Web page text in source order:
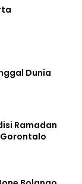
Dunia
Ramadan